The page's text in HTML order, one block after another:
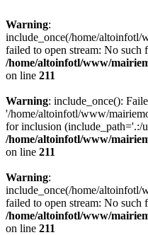
Warning:
include_once(/home/altoinfotl/
failed to open stream: No such
/home/altoinfotl/www/
on line 211
Warning: include_once():
'/home/altoinfotl/www/
for inclusion (include_path='.:/
/home/altoinfotl/www/
on line 211
Warning:
include_once(/home/altoinfotl/
failed to open stream: No such
/home/altoinfotl/www/
on line 211